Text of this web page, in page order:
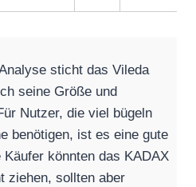
sticht das Vileda
seine Größe und
Nutzer, die viel bügeln
benötigen, ist es eine gute
könnten das KADAX
ziehen, sollten aber